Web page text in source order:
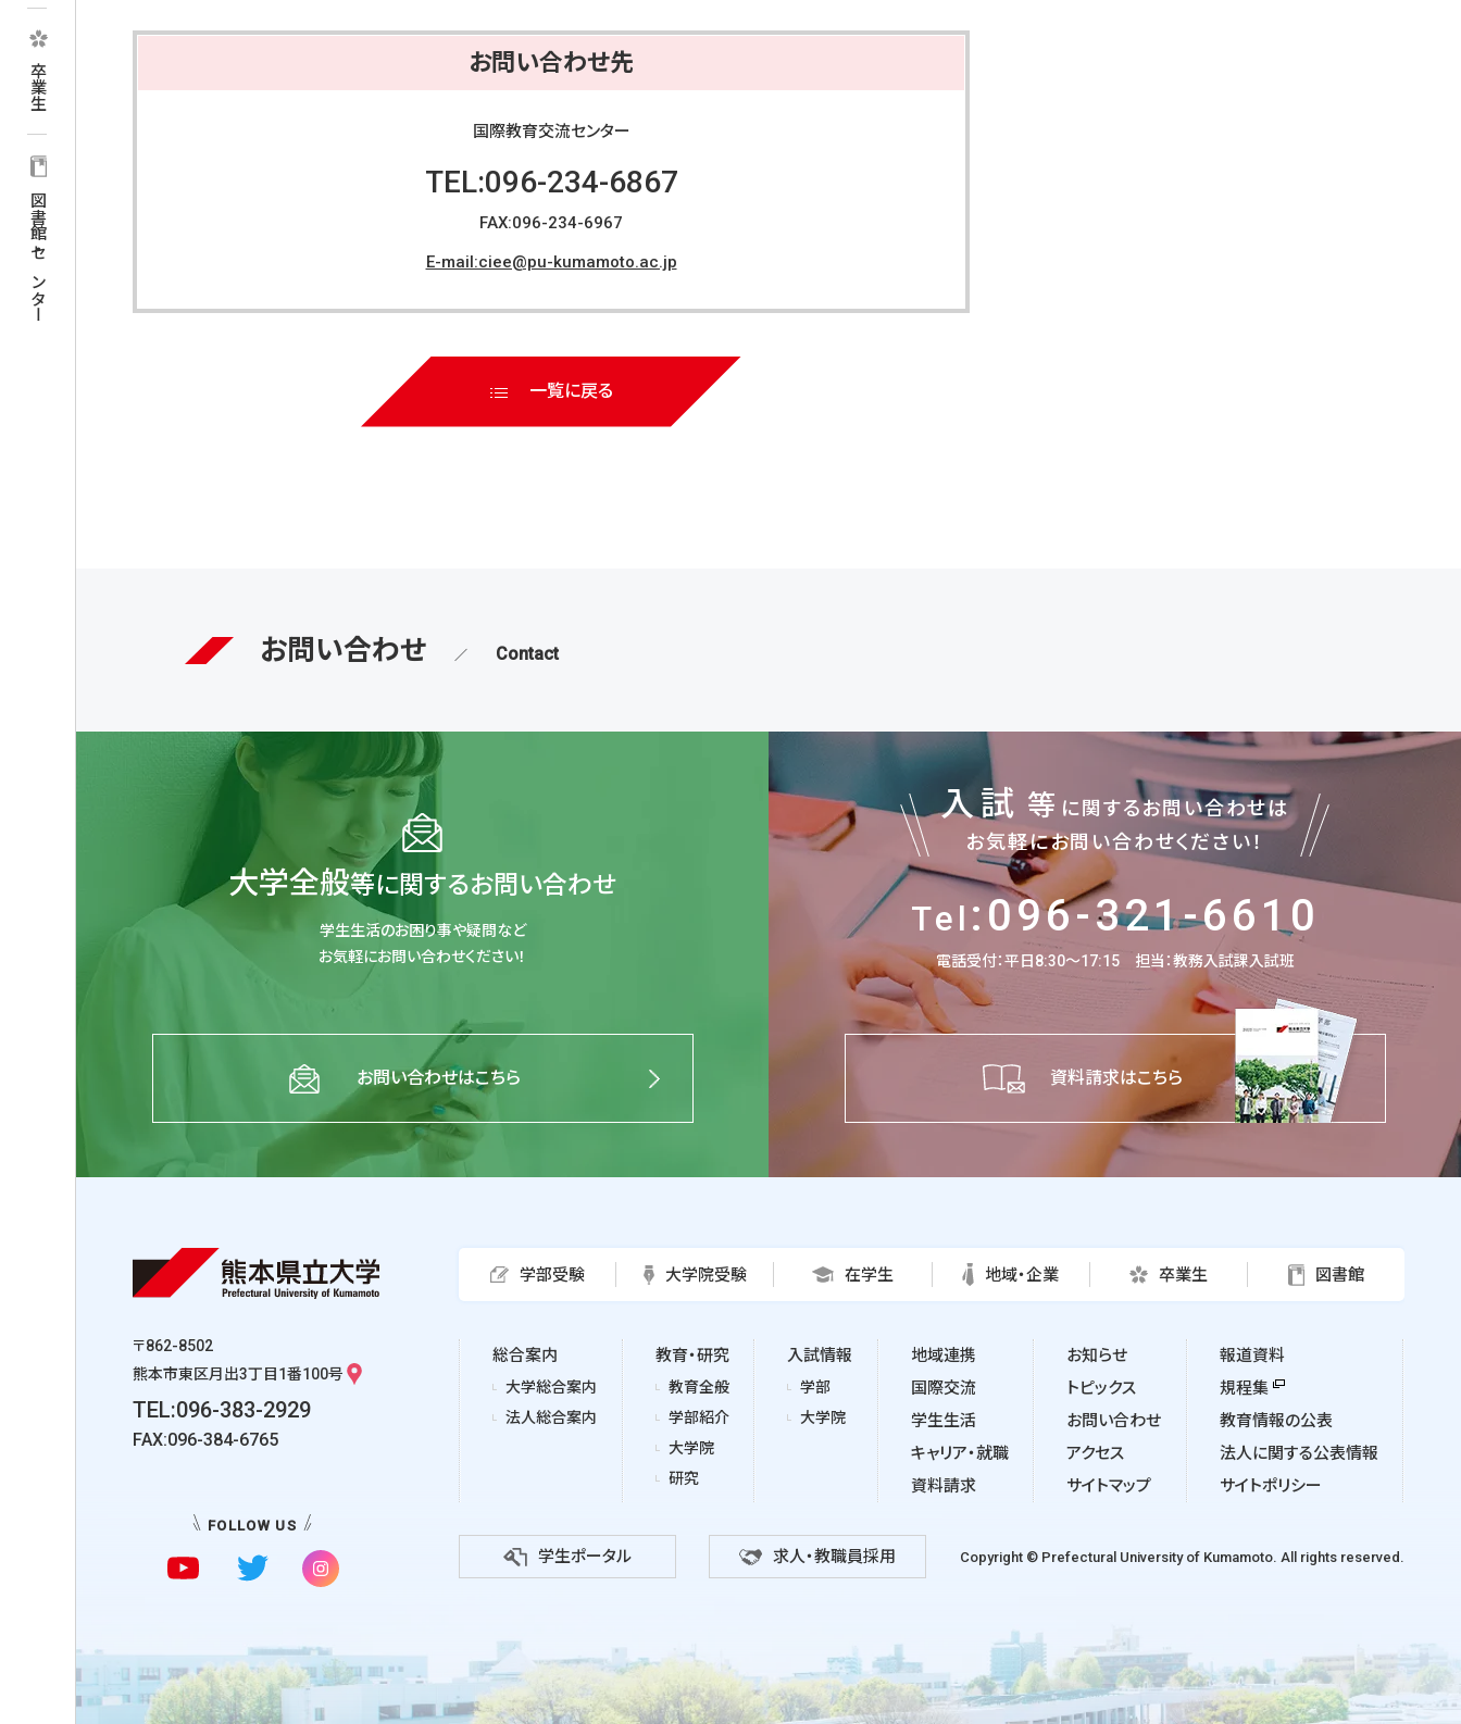
卒業生
図書館・センター
e
b
k
er
お問い合わせ先
国際教育交流センター
TEL:096-234-6867
FAX:096-234-6967
E-mail:ciee@pu-kumamoto.ac.jp
一覧に戻る
お問い合わせ Contact
大学全般等に関するお問い合わせ
学生生活のお困り事や疑問など
お気軽にお問い合わせください！
お問い合わせはこちら
入試 等 に関するお問い合わせは
お気軽にお問い合わせください！
Tel :096-321-6610
電話受付：平日8:30～17:15 担当：教務入試課入試班
資料請求はこちら
〒862-8502
熊本市東区月出3丁目1番100号
TEL:096-383-2929
FAX:096-384-6765
FOLLOW US
学部受験 大学院受験 在学生 地域・企業 卒業生 図書館
総合案内
大学総合案内
法人総合案内
教育・研究
教育全般
学部紹介
大学院
研究
入試情報
学部
大学院
地域連携
国際交流
学生生活
キャリア・就職
資料請求
お知らせ
トピックス
お問い合わせ
アクセス
サイトマップ
報道資料
規程集
教育情報の公表
法人に関する公表情報
サイトポリシー
学生ポータル 求人・教職員採用 Copyright © Prefectural University of Kumamoto. All rights reserved.